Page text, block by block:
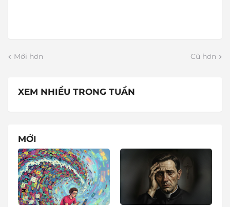
Mới hơn Cũ hơn
XEM NHIỀU TRONG TUẦN
MỚI